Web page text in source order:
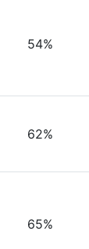
54%
62%
65%